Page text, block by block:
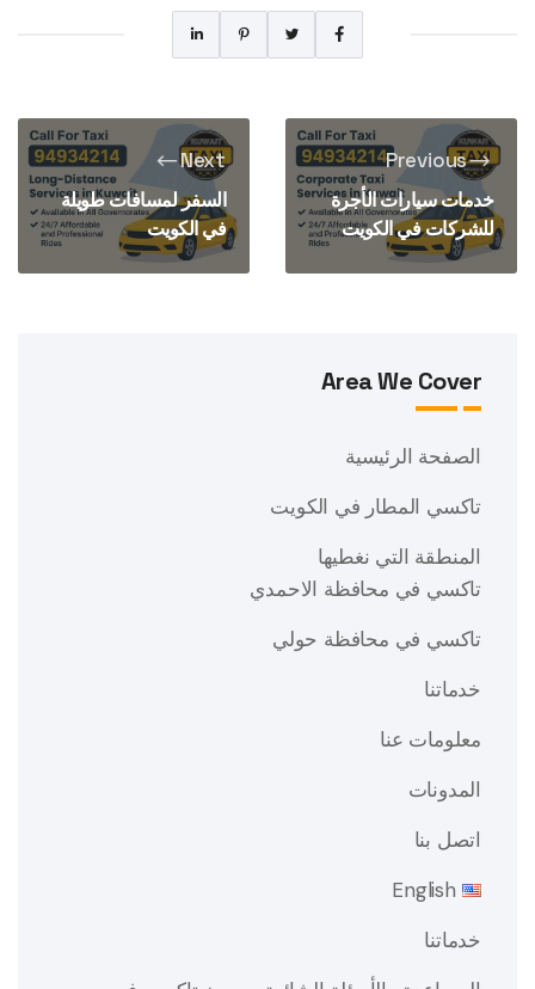
Previous
خدمات سيارات الأجرة
للشركات في الكويت
Next
السفر لمسافات طويلة
في الكويت
Area We Cover
الصفحة الرئيسية
تاكسي المطار في الكويت
المنطقة التي نغطيها
تاكسي في محافظة الاحمدي
تاكسي في محافظة حولي
خدماتنا
معلومات عنا
المدونات
اتصل بنا
English
خدماتنا